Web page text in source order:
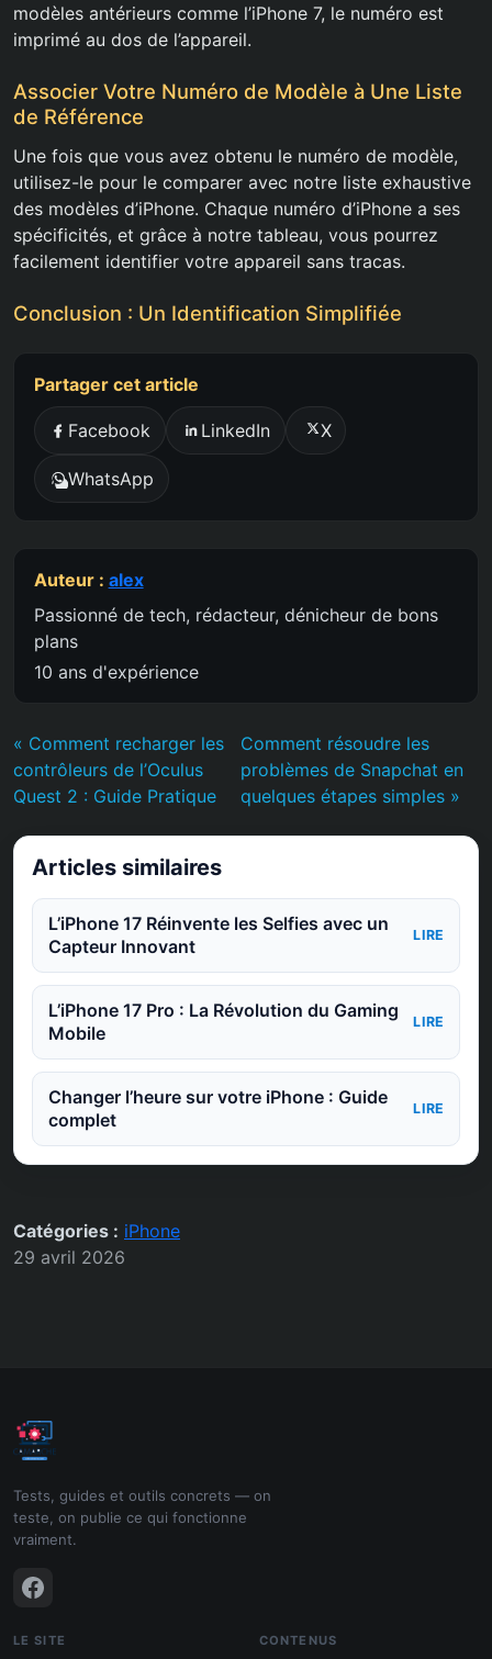
modèles antérieurs comme l’iPhone 7, le numéro est
imprimé au dos de l’appareil.
Associer Votre Numéro de Modèle à Une Liste
de Référence
Une fois que vous avez obtenu le numéro de modèle,
utilisez-le pour le comparer avec notre liste exhaustive
des modèles d’iPhone. Chaque numéro d’iPhone a ses
spécificités, et grâce à notre tableau, vous pourrez
facilement identifier votre appareil sans tracas.
Conclusion : Un Identification Simplifiée
Partager cet article
Facebook LinkedIn X
WhatsApp
Auteur : alex
Passionné de tech, rédacteur, dénicheur de bons
plans
10 ans d'expérience
« Comment recharger les
contrôleurs de l’Oculus
Quest 2 : Guide Pratique
Comment résoudre les
problèmes de Snapchat en
quelques étapes simples »
Articles similaires
L’iPhone 17 Réinvente les Selfies avec un
Capteur Innovant
LIRE
L’iPhone 17 Pro : La Révolution du Gaming
Mobile
LIRE
Changer l’heure sur votre iPhone : Guide
complet
LIRE
Catégories : iPhone
29 avril 2026
Tests, guides et outils concrets — on
teste, on publie ce qui fonctionne
vraiment.
LE SITE CONTENUS